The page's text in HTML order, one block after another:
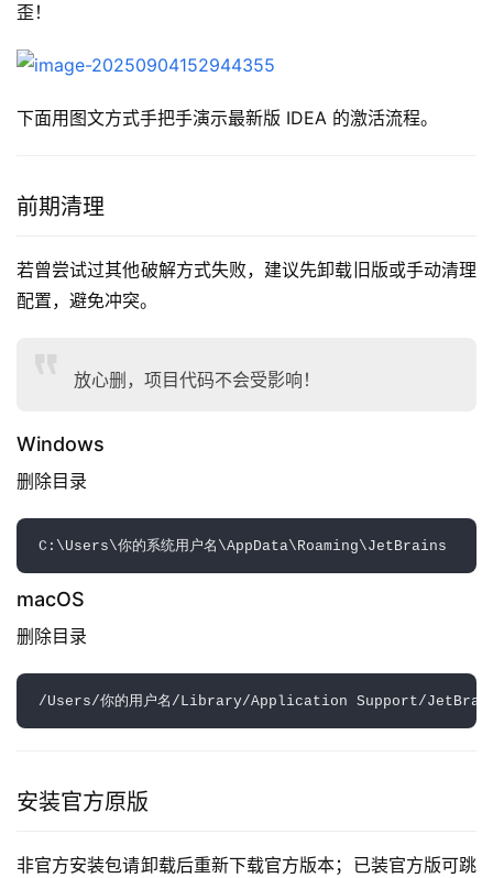
歪！
下面用图文方式手把手演示最新版 IDEA 的激活流程。
前期清理
若曾尝试过其他破解方式失败，建议先卸载旧版或手动清理
配置，避免冲突。
放心删，项目代码不会受影响！
Windows
删除目录
macOS
删除目录
安装官方原版
非官方安装包请卸载后重新下载官方版本；已装官方版可跳